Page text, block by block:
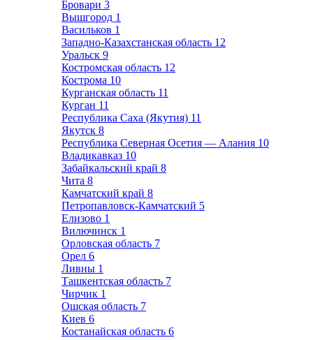
Бровари 3
Вышгород 1
Васильков 1
Западно-Казахстанская область 12
Уральск 9
Костромская область 12
Кострома 10
Курганская область 11
Курган 11
Республика Саха (Якутия) 11
Якутск 8
Республика Северная Осетия — Алания 10
Владикавказ 10
Забайкальский край 8
Чита 8
Камчатский край 8
Петропавловск-Камчатский 5
Елизово 1
Вилючинск 1
Орловская область 7
Орел 6
Ливны 1
Ташкентская область 7
Чирчик 1
Ошская область 7
Киев 6
Костанайская область 6